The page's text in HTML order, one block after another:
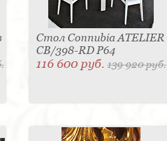
Стол Connubia ATELIER
CB/398-RD P64
116 600 руб. 139 920 руб.